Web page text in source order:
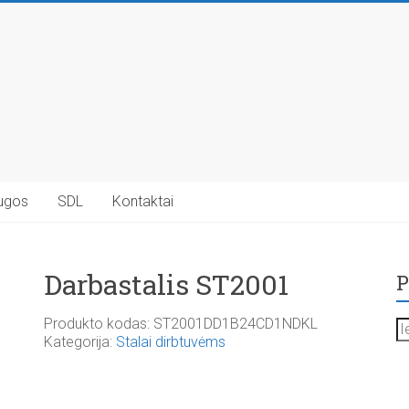
SDL Kontaktai
Darbastalis ST2001
Produkto kodas: ST2001DD1B24CD1NDKL
Kategorija: Stalai dirbtuvėms